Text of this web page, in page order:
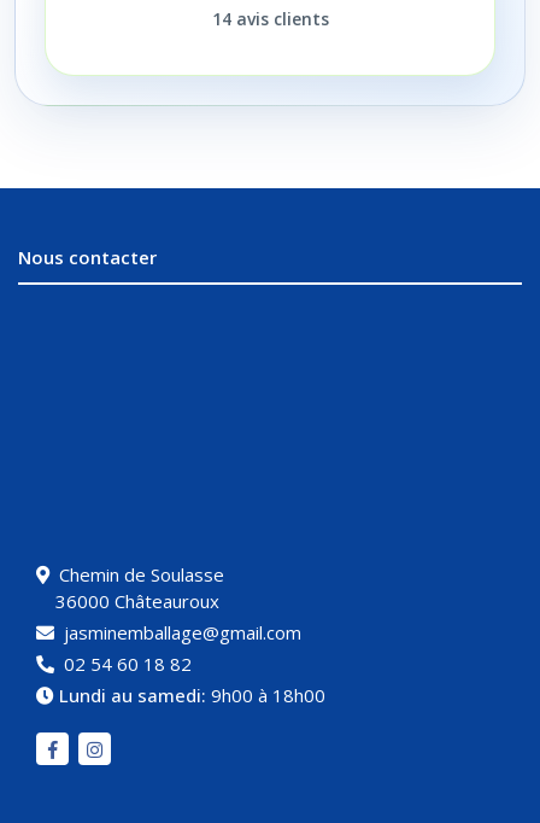
14avis clients
Nous contacter
Chemin de Soulasse
36000 Châteauroux
jasminemballage@gmail.com
02 54 60 18 82
Lundi au samedi: 9h00 à 18h00